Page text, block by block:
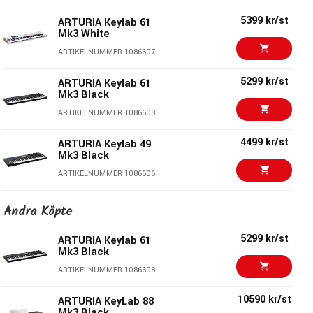
Kontroll och arbetsflöde
Med fyra oberoende MIDI-zoner, en färg-TFT-display och
Studiologics UX Logic-gränssnitt är SL73 MK2 byggd för
snabb och intuitiv hantering. Scen- och presetminne gör
det möjligt att återkalla mer komplexa uppsättningar på
Anslutningar och integration
SL73 MK2 har USB MIDI samt traditionella MIDI
In/Out/Thru-anslutningar för flexibel inkoppling mot dator,
ljudmoduler och annan MIDI-utrustning. Fyra pedal-
ingångar kan användas för sustain, expression eller
anpassade MIDI-tilldelningar för ett mer integrerat
ARTURIA Keylab 61
Mk3 White
ARTIKELNUMMER 1086607
5399 kr/st
ARTURIA Keylab 61
Mk3 Black
ARTIKELNUMMER 1086608
5299 kr/st
ARTURIA Keylab 49
Mk3 Black
ARTIKELNUMMER 1086606
4499 kr/st
Novation 61SL MKIII
ARTURIA Keylab 49
Mk3 White
ARTIKELNUMMER 1086605
4246 kr/st
Andra Köpte
ARTURIA Keylab 61
Mk3 Black
ARTIKELNUMMER 1086608
5299 kr/st
ARTURIA KeyLab 88 10590 kr/st